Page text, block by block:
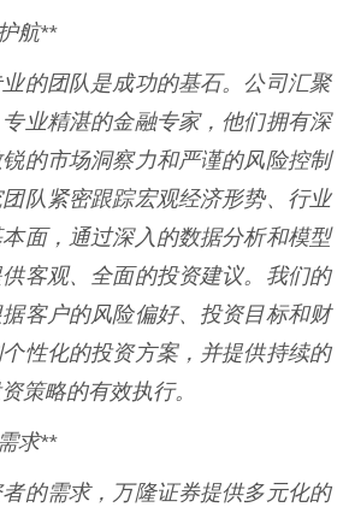
航**
的团队是成功的基石。公司汇聚
业精湛的金融专家，他们拥有深
的市场洞察力和严谨的风险控制
队紧密跟踪宏观经济形势、行业
面，通过深入的数据分析和模型
客观、全面的投资建议。我们的
客户的风险偏好、投资目标和财
性化的投资方案，并提供持续的
策略的有效执行。
求**
的需求，万隆证券提供多元化的